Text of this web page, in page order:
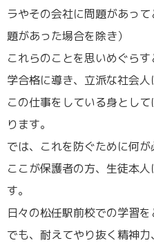
ラやその会社に問題があっ
題があった場合を除き）
これらのことを思いめぐら
学合格に導き、立派な社会
この仕事をしている身とし
ります。
では、これを防ぐために何が
ここが保護者の方、生徒本
す。
日々の松任駅前校での学習
でも、耐えてやり抜く精神